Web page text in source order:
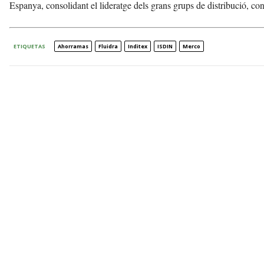
Espanya, consolidant el lideratge dels grans grups de distribució,
ETIQUETAS Ahorramas Fluidra Inditex ISDIN Merco